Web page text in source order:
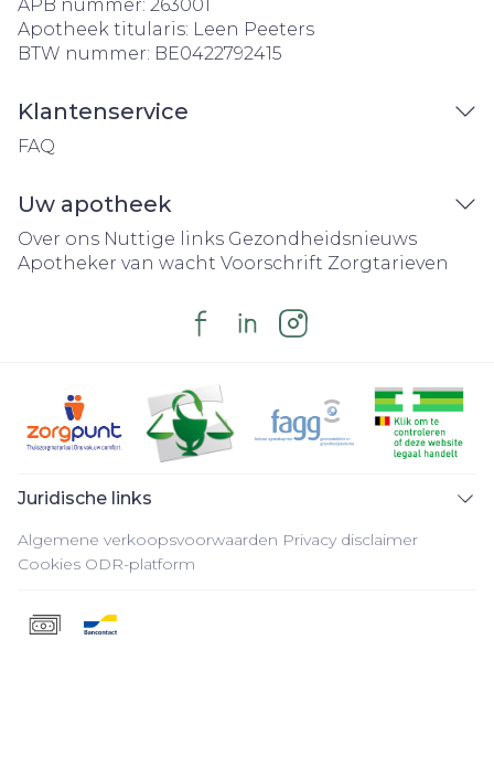
APB nummer: 263001
Apotheek titularis: Leen Peeters
BTW nummer: BE0422792415
Klantenservice
FAQ
Uw apotheek
Over ons Nuttige links Gezondheidsnieuws
Apotheker van wacht Voorschrift Zorgtarieven
Juridische links
Algemene verkoopsvoorwaarden Privacy disclaimer
Cookies ODR-platform